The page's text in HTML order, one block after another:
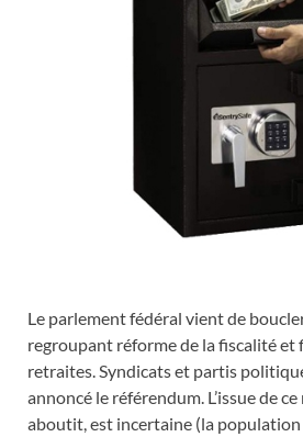
Le parlement fédéral vient de
regroupant réforme de la fiscalité et
retraites. Syndicats et partis
annoncé le référendum. L’issue de ce
aboutit, est incertaine (la